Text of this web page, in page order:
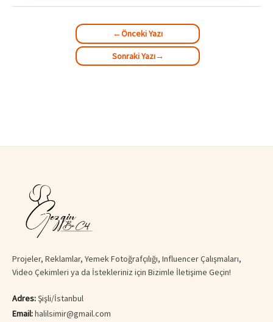
←Önceki Yazı
Sonraki Yazı→
Projeler, Reklamlar, Yemek Fotoğrafçılığı, Influencer Çalışmaları,
Video Çekimleri ya da İstekleriniz için Bizimle İletişime Geçin!
Adres:Şişli/İstanbul
Email:halilsimir@gmail.com